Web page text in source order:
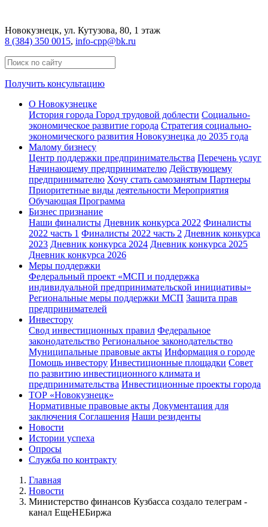
Новокузнецк, ул. Кутузова, 80, 1 этаж
8 (384) 350 0015, info-cpp@bk.ru
Получить консультацию
О Новокузнецке
История города Город трудовой доблести Социально-
экономическое развитие города Стратегия социально-
экономического развития Новокузнецка до 2035 года
Малому бизнесу
Центр поддержки предпринимательства Перечень услуг
Начинающему предпринимателю Действующему
предпринимателю Хочу стать самозанятым Партнеры
Приоритетные виды деятельности Мероприятия
Обучающая Программа
Бизнес признание
Наши финалисты Дневник конкурса 2022 Финалисты
2022 часть 1 Финалисты 2022 часть 2 Дневник конкурса
2023 Дневник конкурса 2024 Дневник конкурса 2025
Дневник конкурса 2026
Меры поддержки
Федеральный проект «МСП и поддержка
индивидуальной предпринимательской инициативы»
Региональные меры поддержки МСП Защита прав
предпринимателей
Инвестору
Свод инвестиционных правил Федеральное
законодательство Региональное законодательство
Муниципальные правовые акты Информация о городе
Помощь инвестору Инвестиционные площадки Совет
по развитию инвестиционного климата и
предпринимательства Инвестиционные проекты города
ТОР «Новокузнецк»
Нормативные правовые акты Документация для
заключения Соглашения Наши резиденты
Новости
Истории успеха
Опросы
Служба по контракту
Главная
Новости
Министерство финансов Кузбасса создало телеграм -
канал ЕщеНЕБиржа